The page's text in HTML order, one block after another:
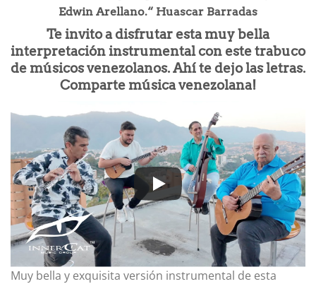
Edwin Arellano.“ Huascar Barradas
Te invito a disfrutar esta muy bella
interpretación instrumental con este trabuco
de músicos venezolanos. Ahí te dejo las letras.
Comparte música venezolana!
Muy bella y exquisita versión instrumental de esta